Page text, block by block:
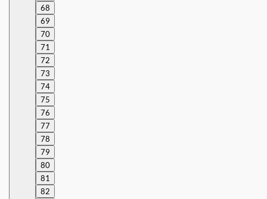
68
69
70
71
72
73
74
75
76
77
78
79
80
81
82